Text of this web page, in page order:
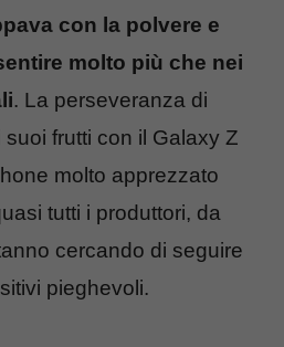
con la polvere e
molto più che nei
. La perseveranza di
frutti con il Galaxy Z
molto apprezzato
tutti i produttori, da
cercando di seguire
pieghevoli.